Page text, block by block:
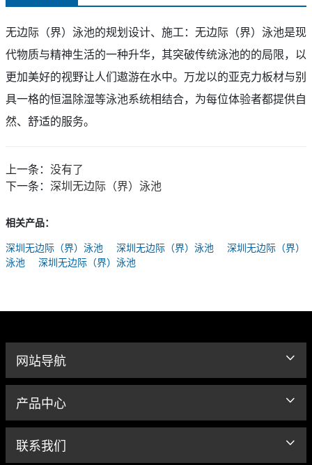
无边际（界）泳池的规划设计、施工：无边际（界）泳池是现
代物质与精神生活的一种升华，其突破传统泳池的的局限，以
更加美好的视野让人们遨游在水中。万龙以的亚克力板材与别
具一格的恒温除湿等泳池系统相结合，为每位体验者都提供自
然、舒适的服务。
上一条： 没有了
下一条： 深圳无边际（界）泳池
相关产品：
深圳无边际（界）泳池
深圳无边际（界）泳池
深圳无边际（界）
泳池
深圳无边际（界）泳池
网站导航
产品中心
联系我们